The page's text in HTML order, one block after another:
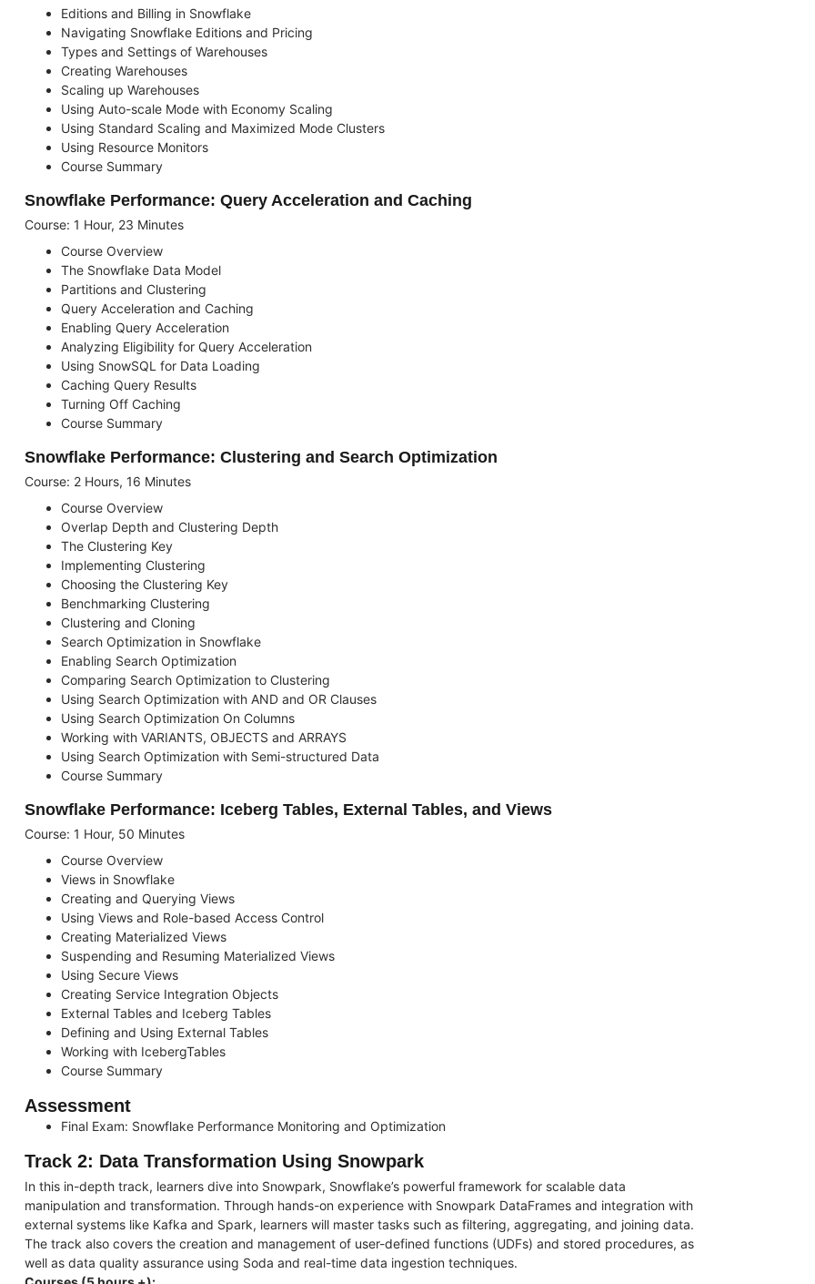
Editions and Billing in Snowflake
Navigating Snowflake Editions and Pricing
Types and Settings of Warehouses
Creating Warehouses
Scaling up Warehouses
Using Auto-scale Mode with Economy Scaling
Using Standard Scaling and Maximized Mode Clusters
Using Resource Monitors
Course Summary
Snowflake Performance: Query Acceleration and Caching
Course: 1 Hour, 23 Minutes
Course Overview
The Snowflake Data Model
Partitions and Clustering
Query Acceleration and Caching
Enabling Query Acceleration
Analyzing Eligibility for Query Acceleration
Using SnowSQL for Data Loading
Caching Query Results
Turning Off Caching
Course Summary
Snowflake Performance: Clustering and Search Optimization
Course: 2 Hours, 16 Minutes
Course Overview
Overlap Depth and Clustering Depth
The Clustering Key
Implementing Clustering
Choosing the Clustering Key
Benchmarking Clustering
Clustering and Cloning
Search Optimization in Snowflake
Enabling Search Optimization
Comparing Search Optimization to Clustering
Using Search Optimization with AND and OR Clauses
Using Search Optimization On Columns
Working with VARIANTS, OBJECTS and ARRAYS
Using Search Optimization with Semi-structured Data
Course Summary
Snowflake Performance: Iceberg Tables, External Tables, and Views
Course: 1 Hour, 50 Minutes
Course Overview
Views in Snowflake
Creating and Querying Views
Using Views and Role-based Access Control
Creating Materialized Views
Suspending and Resuming Materialized Views
Using Secure Views
Creating Service Integration Objects
External Tables and Iceberg Tables
Defining and Using External Tables
Working with IcebergTables
Course Summary
Assessment
Final Exam: Snowflake Performance Monitoring and Optimization
Track 2: Data Transformation Using Snowpark
In this in-depth track, learners dive into Snowpark, Snowflake’s powerful framework for scalable data
manipulation and transformation. Through hands-on experience with Snowpark DataFrames and integration with
external systems like Kafka and Spark, learners will master tasks such as filtering, aggregating, and joining data.
The track also covers the creation and management of user-defined functions (UDFs) and stored procedures, as
well as data quality assurance using Soda and real-time data ingestion techniques.